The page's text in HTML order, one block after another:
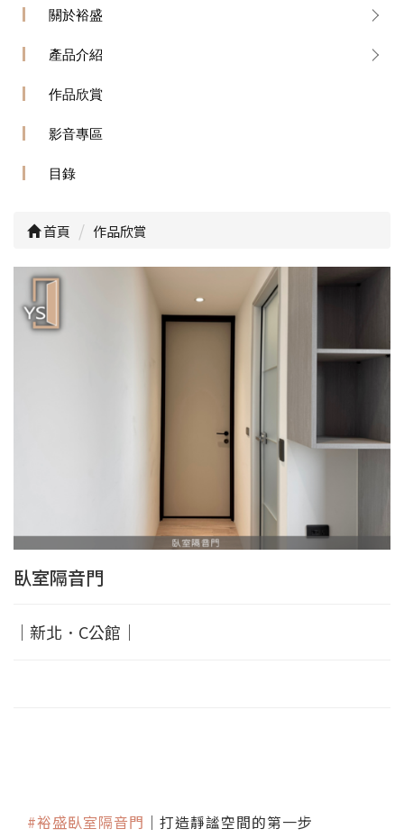
關於裕盛
產品介紹
作品欣賞
影音專區
目錄
首頁 作品欣賞
臥室隔音門
｜新北．C公館｜
#裕盛臥室隔音門 ｜打造靜謐空間的第一步